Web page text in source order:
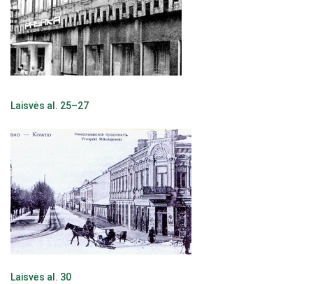
Laisvės al. 25–27
Laisvės al. 30